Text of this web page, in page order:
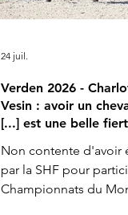
Verden 2026 -
Vesin : avoir un
[...] est une belle
Non contente d'avoir
par la SHF pour
Championnats du
24 juil.